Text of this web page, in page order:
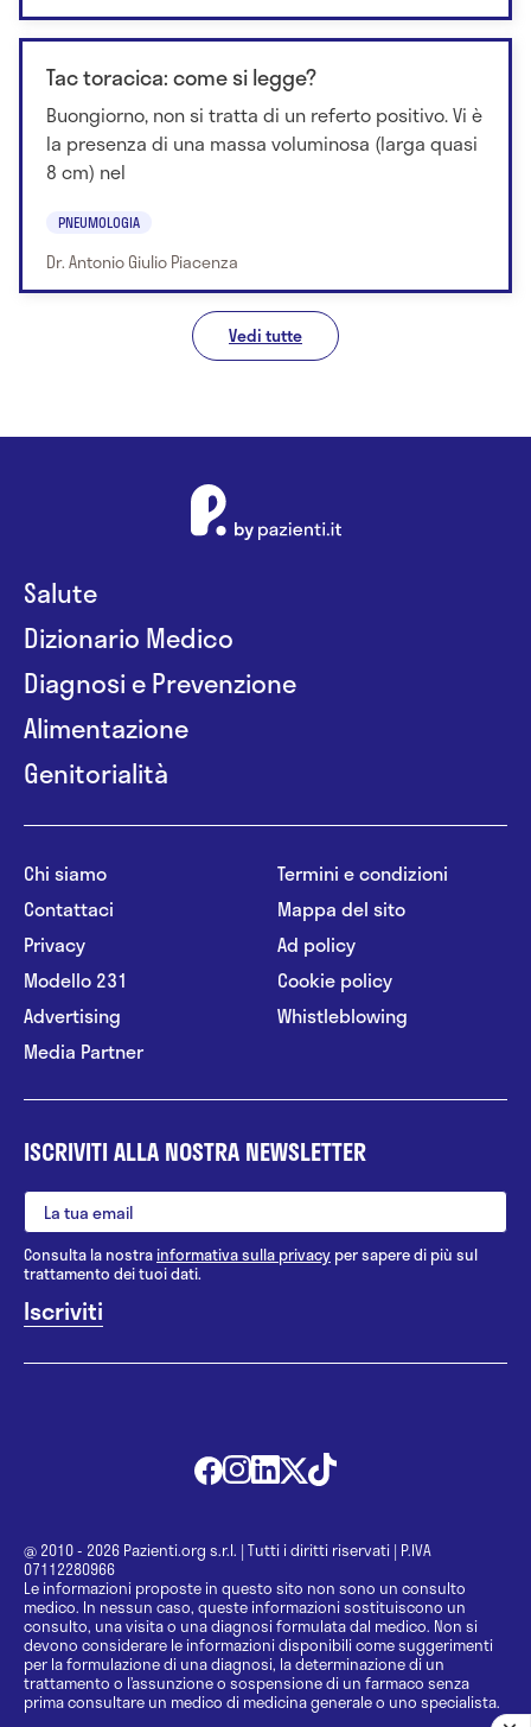
Tac toracica: come si legge?
Buongiorno, non si tratta di un referto positivo. Vi è
la presenza di una massa voluminosa (larga quasi
8 cm) nel
PNEUMOLOGIA
Dr. Antonio Giulio Piacenza
Vedi tutte
Salute
Dizionario Medico
Diagnosi e Prevenzione
Alimentazione
Genitorialità
Chi siamo
Contattaci
Privacy
Modello 231
Advertising
Media Partner
Termini e condizioni
Mappa del sito
Ad policy
Cookie policy
Whistleblowing
ISCRIVITI ALLA NOSTRA NEWSLETTER
Consulta la nostrainformativa sulla privacy per sapere di più sul
trattamento dei tuoi dati.
@ 2010 - 2026 Pazienti.org s.r.l. | Tutti i diritti riservati | P.IVA
07112280966
Le informazioni proposte in questo sito non sono un consulto
medico. In nessun caso, queste informazioni sostituiscono un
consulto, una visita o una diagnosi formulata dal medico. Non si
devono considerare le informazioni disponibili come suggerimenti
per la formulazione di una diagnosi, la determinazione di un
trattamento o l’assunzione o sospensione di un farmaco senza
prima consultare un medico di medicina generale o uno specialista.